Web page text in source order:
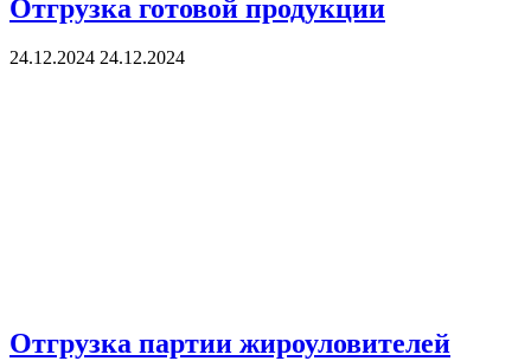
Отгрузка готовой продукции
24.12.2024 24.12.2024
Отгрузка партии жироуловителей